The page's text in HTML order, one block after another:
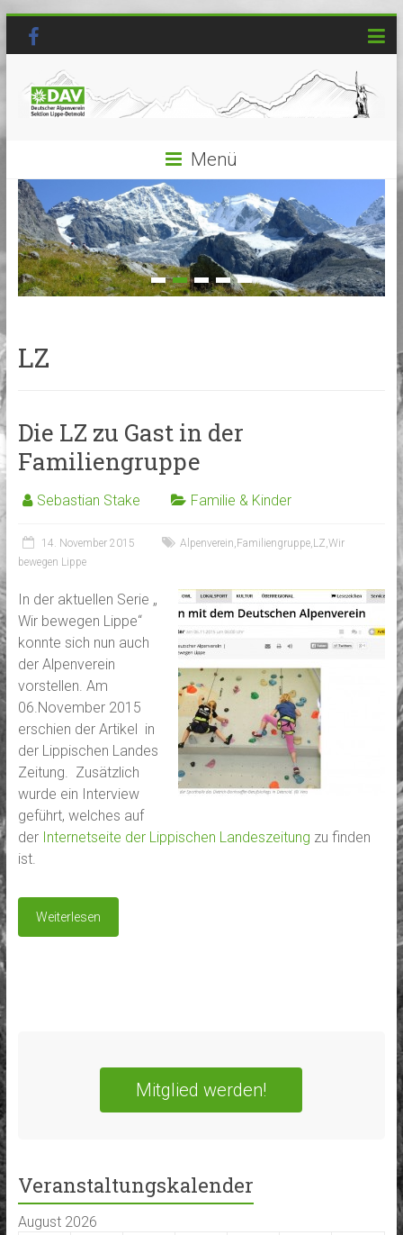
Menü
LZ
Die LZ zu Gast in der
Familiengruppe
Sebastian Stake Familie & Kinder
14. November 2015 Alpenverein Familiengruppe, LZ Wir
bewegen Lippe
In der aktuellen Serie „
Wir bewegen Lippe“
konnte sich nun auch
der Alpenverein
vorstellen. Am
06.November 2015
erschien der Artikel in
der Lippischen Landes
Zeitung. Zusätzlich
wurde ein Interview
geführt, welches auf
der Internetseite der Lippischen Landeszeitung zu finden
ist.
Weiterlesen
Mitglied werden!
Veranstaltungskalender
August 2026